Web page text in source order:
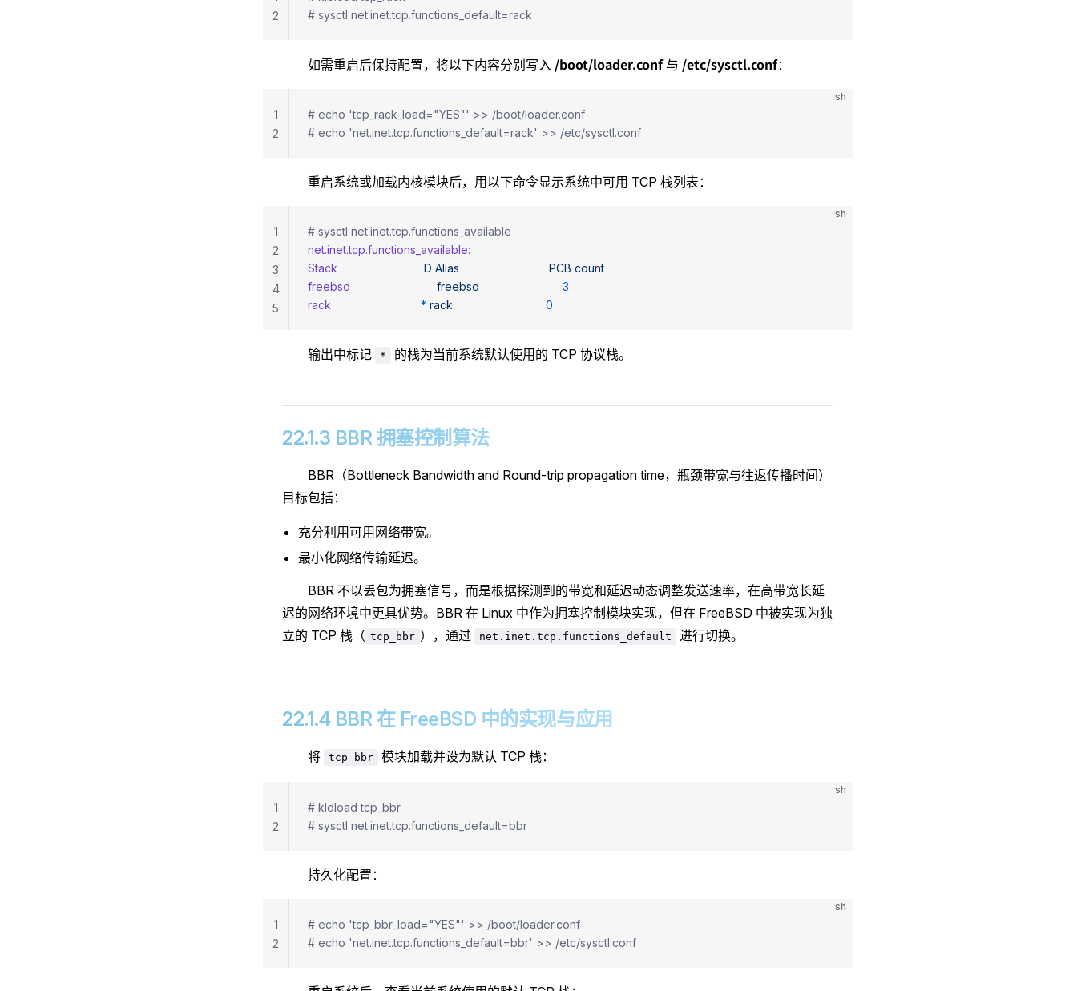
# sysctl net.inet.tcp.functions_default=rack
2
如需重启后保持配置，将以下内容分别写入 /boot/loader.conf与 /etc/sysctl.conf：
sh
# echo 'tcp_rack_load="YES"' >> /boot/loader.conf
# echo 'net.inet.tcp.functions_default=rack' >> /etc/sysctl.conf
1
2
重启系统或加载内核模块后，用以下命令显示系统中可用 TCP 栈列表：
sh
# sysctl net.inet.tcp.functions_available
net.inet.tcp.functions_available:
Stack
                           D
Alias
                            PCB
count
freebsd
                           freebsd
                          3
rack
                            *
rack
                             0
1
2
3
4
5
输出中标记 * 的栈为当前系统默认使用的 TCP 协议栈。
22.1.3 BBR 拥塞控制算法
BBR（Bottleneck Bandwidth and Round-trip propagation time，瓶颈带宽与往返传播时间）
目标包括：
充分利用可用网络带宽。
最小化网络传输延迟。
BBR 不以丢包为拥塞信号，而是根据探测到的带宽和延迟动态调整发送速率，在高带宽长延
迟的网络环境中更具优势。BBR 在 Linux 中作为拥塞控制模块实现，但在 FreeBSD 中被实现为独
立的 TCP 栈（ tcp_bbr ），通过 net.inet.tcp.functions_default 进行切换。
22.1.4 BBR 在 FreeBSD 中的实现与应用
将 tcp_bbr 模块加载并设为默认 TCP 栈：
sh
# kldload tcp_bbr
# sysctl net.inet.tcp.functions_default=bbr
1
2
持久化配置：
sh
# echo 'tcp_bbr_load="YES"' >> /boot/loader.conf
# echo 'net.inet.tcp.functions_default=bbr' >> /etc/sysctl.conf
1
2